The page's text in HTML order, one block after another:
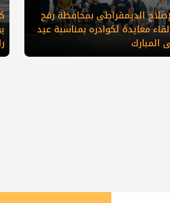
الديمقراطي بمحافظة رفح
معايدة لكوادره بمناسبة عيد
المبارك